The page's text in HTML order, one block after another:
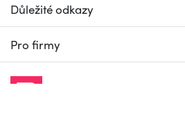
Důležité odkazy
Pro firmy